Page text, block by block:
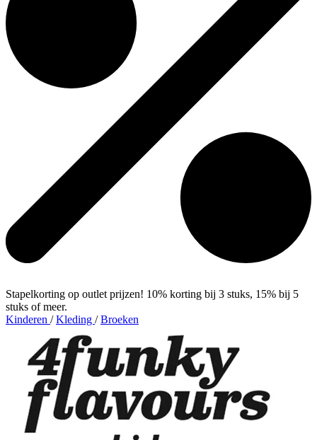
Stapelkorting op outlet prijzen! 10% korting bij 3 stuks, 15% bij 5
stuks of meer.
Kinderen / Kleding / Broeken